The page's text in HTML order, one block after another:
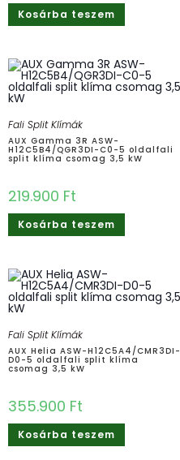
Kosárba teszem
Fali Split Klímák
AUX Gamma 3R ASW-
H12C5B4/QGR3DI-C0-5 oldalfali
split klíma csomag 3,5 kW
219.900 Ft
Kosárba teszem
Fali Split Klímák
AUX Helia ASW-H12C5A4/CMR3DI-
D0-5 oldalfali split klíma
csomag 3,5 kW
355.900 Ft
Kosárba teszem